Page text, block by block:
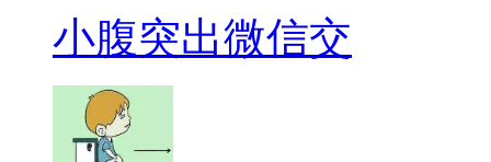
小腹突出微信交